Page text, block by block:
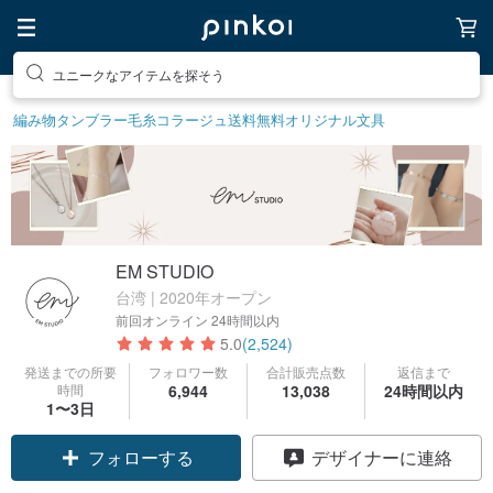
ユニークなアイテムを探そう
編み物タンブラー毛糸コラージュ送料無料オリジナル文具
EM STUDIO
台湾 | 2020年オープン
前回オンライン 24時間以内
5.0(2,524)
発送までの所要
時間
1〜3日
フォロワー数
6,944
合計販売点数
13,038
返信まで
24時間以内
クーポン取得
フォローする
デザイナーに連絡